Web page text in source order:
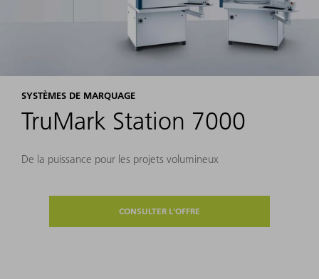
SYSTÈMES DE MARQUAGE
TruMark Station 7000
De la puissance pour les projets volumineux
CONSULTER L'OFFRE